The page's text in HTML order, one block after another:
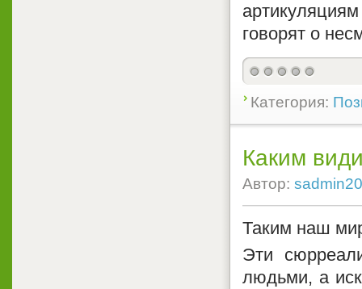
говорят о
Категория:
Каким
Автор:
Таким наш
Эти
людьми, а